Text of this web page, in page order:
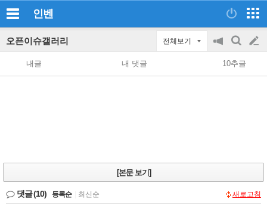
인벤
오픈이슈갤러리 전체보기
공
지
on/off
검
색
글
쓰
내글 내 댓글 10추글
[본문 보기]
댓글(10) 등록순 최신순 새로고침